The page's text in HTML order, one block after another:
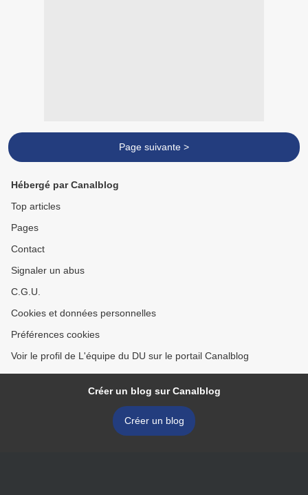
Page suivante >
Hébergé par Canalblog
Top articles
Pages
Contact
Signaler un abus
C.G.U.
Cookies et données personnelles
Préférences cookies
Voir le profil de L'équipe du DU sur le portail Canalblog
Créer un blog sur Canalblog
Créer un blog